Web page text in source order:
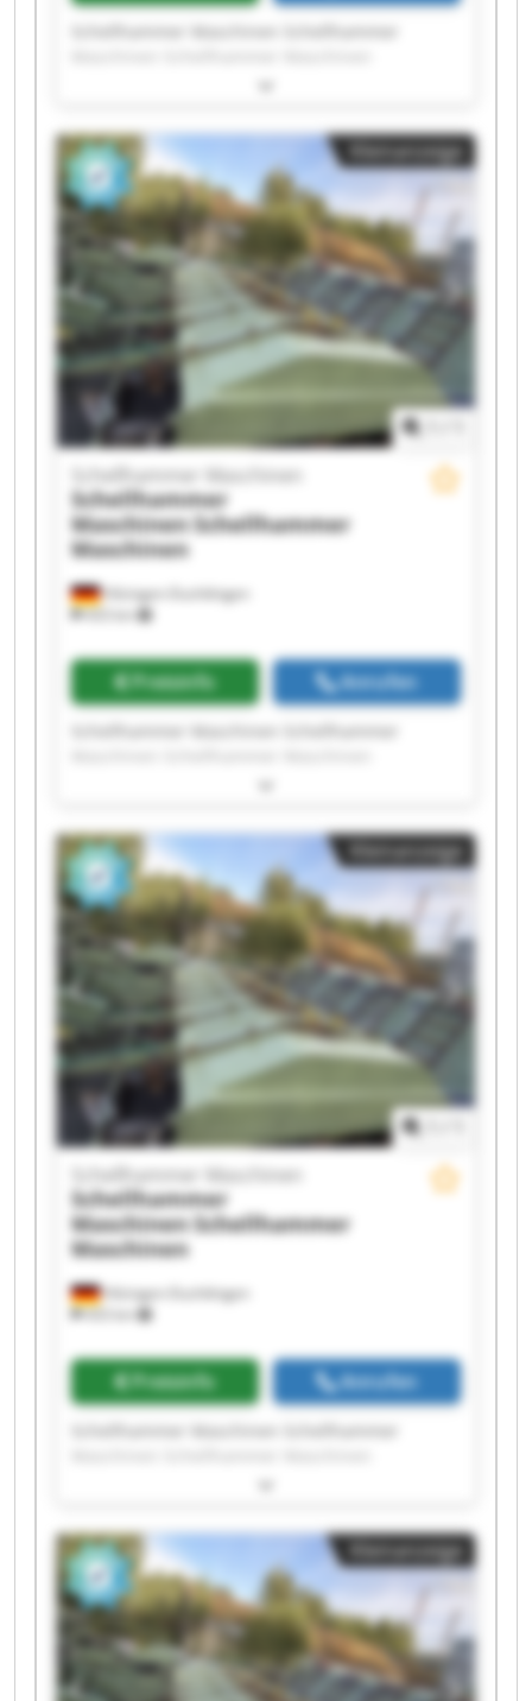
Schellhammer Maschinen Schellhammer
Schellhammer Maschinen Schellhammer
Maschinen Schellhammer Maschinen
Schellhammer Maschinen Schellhammer
Maschinen Schellhammer Maschinen
Schellhammer Maschinen Schellhammer
Maschinen Schellhammer Maschinen
Schellhammer Maschinen Schellhammer
Maschinen Schellhammer Maschinen
Schellhammer Maschinen Schellhammer
Maschinen
Kleinanzeige
Hilzingen-Duchtlingen
433 km
Schellhammer Maschinen
Schellhammer
Maschinen Schellhammer
Maschinen
Preisinfo Anrufen
Schellhammer Maschinen Schellhammer
Schellhammer Maschinen Schellhammer
Maschinen Schellhammer Maschinen
Schellhammer Maschinen Schellhammer
Maschinen Schellhammer Maschinen
Schellhammer Maschinen Schellhammer
Maschinen Schellhammer Maschinen
Schellhammer Maschinen Schellhammer
Maschinen Schellhammer Maschinen
Schellhammer Maschinen Schellhammer
Maschinen
Kleinanzeige
Hilzingen-Duchtlingen
433 km
Schellhammer Maschinen
Schellhammer
Maschinen Schellhammer
Maschinen
Preisinfo Anrufen
Schellhammer Maschinen Schellhammer
Schellhammer Maschinen Schellhammer
Maschinen Schellhammer Maschinen
Schellhammer Maschinen Schellhammer
Maschinen Schellhammer Maschinen
Schellhammer Maschinen Schellhammer
Maschinen Schellhammer Maschinen
Schellhammer Maschinen Schellhammer
Kleinanzeige